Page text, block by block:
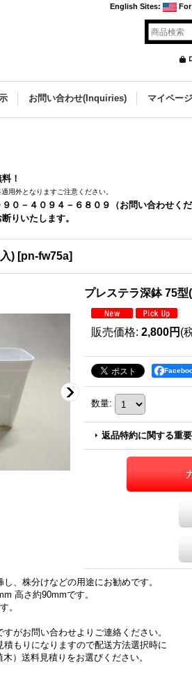
English Sites:
お問い合わせ(Inquiries) マイページ
！
用外となりますご注意ください。
０－４０９４－６８０９（お問い合わせく
りいたします。
) [pn-fw75a]
プレステラ深鉢 75型
販売価格: 2,800円 (
数量:
返品特約に関する重
、株分けなどの用途にお勧めです。
高さ約90mmです。
。
がお問い合わせよりご連絡ください。
もりになりますので配送方法選択時に
）送料見積りをお選びください。